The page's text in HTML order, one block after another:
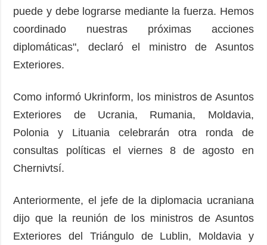
puede y debe lograrse mediante la fuerza. Hemos
coordinado nuestras próximas acciones
diplomáticas", declaró el ministro de Asuntos
Exteriores.
Como informó Ukrinform, los ministros de Asuntos
Exteriores de Ucrania, Rumania, Moldavia,
Polonia y Lituania celebrarán otra ronda de
consultas políticas el viernes 8 de agosto en
Chernivtsí.
Anteriormente, el jefe de la diplomacia ucraniana
dijo que la reunión de los ministros de Asuntos
Exteriores del Triángulo de Lublin, Moldavia y